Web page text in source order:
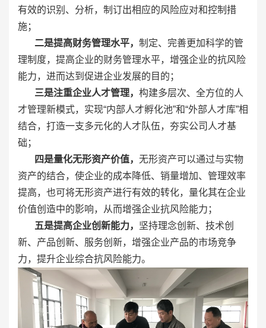
有效的识别、分析，制订出相应的风险应对和控制措
施；
二是提高财务管理水平， 制定、完善更加科学的管
理制度，提高企业的财务管理水平，增强企业的抗风险
能力，进而达到促进企业发展的目的；
三是注重企业人才管理， 构建多层次、全方位的人
才管理新模式，实现“内部人才孵化池”和“外部人才库”相
结合，打造一支多元化的人才队伍，夯实公司人才基
础；
四是量化无形资产价值， 无形资产可以通过与实物
资产的结合，使企业的成本降低、销量增加、管理效率
提高，也可将无形资产进行有效的转化，量化其在企业
价值创造中的影响，从而增强企业抗风险能力；
五是提高企业创新能力， 坚持理念创新、技术创
新、产品创新、服务创新，增强企业产品的市场竞争
力，提升企业综合抗风险能力。